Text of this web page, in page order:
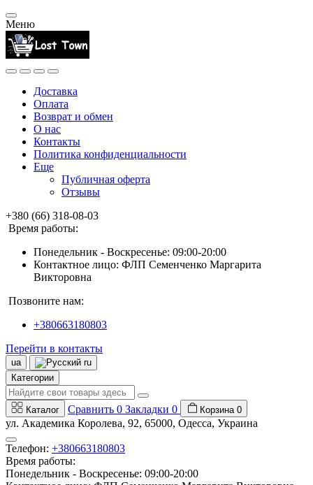
Меню
Доставка
Оплата
Возврат и обмен
О нас
Контакты
Политика конфиденциальности
Еще
Публичная оферта
Отзывы
+380 (66) 318-08-03
Время работы:
Понедельник - Воскресенье: 09:00-20:00
Контактное лицо: ФЛП Семенченко Маргарита
Викторовна
Позвоните нам:
+380663180803
Перейти в контакты
ua
ru
Категории
Каталог Сравнить 0 Закладки 0 Корзина 0
ул. Академика Королева, 92, 65000, Одесса, Украина
Телефон: +380663180803
Время работы:
Понедельник - Воскресенье: 09:00-20:00